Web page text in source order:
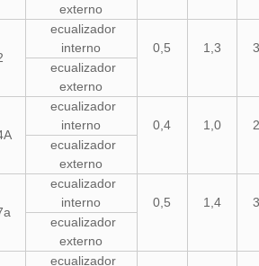
externo
ecualizador
interno
0,5 1,3
ecualizador
externo
ecualizador
interno
0,4 1,0
ecualizador
externo
ecualizador
interno
0,5 1,4
ecualizador
externo
ecualizador